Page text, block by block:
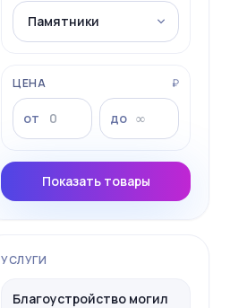
ЦЕНА ₽
от до
Показать товары
УСЛУГИ
Благоустройство могил